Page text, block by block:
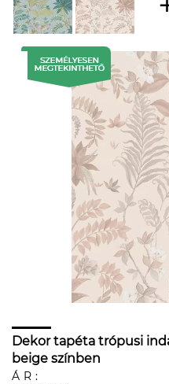
Dekor tapéta trópusi
beige színben
ÁR: